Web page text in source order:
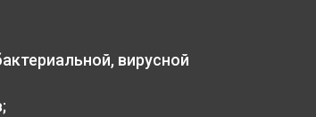
вирусной